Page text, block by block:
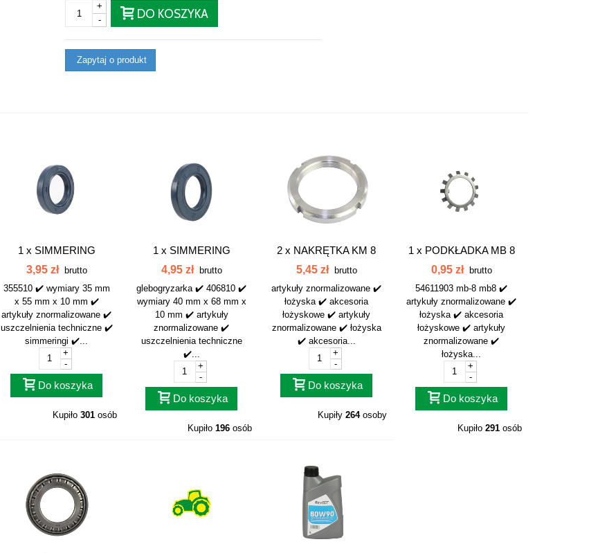
-
+
DO KOSZYKA
Zapytaj o produkt
1 x SIMMERING
35x55x10 355510
3,95 zł brutto
355510 ✔️ wymiary 35 mm
x 55 mm x 10 mm ✔️
artykuły znormalizowane ✔️
uszczelnienia techniczne ✔️
simmeringi ✔️...
-
+
Do koszyka
Kupiło 301 osób
1 x SIMMERING
40x68x10 406810
4,95 zł brutto
glebogryzarka ✔️ 406810 ✔️
wymiary 40 mm x 68 mm x
10 mm ✔️ artykuły
znormalizowane ✔️
uszczelnienia techniczne
✔️...
-
+
Do koszyka
Kupiło 196 osób
2 x NAKRĘTKA KM 8
KM8
5,45 zł brutto
artykuły znormalizowane ✔️
łożyska ✔️ akcesoria
łożyskowe ✔️ artykuły
znormalizowane ✔️ łożyska
✔️ akcesoria...
-
+
Do koszyka
Kupiły 264osoby
1 x PODKŁADKA MB 8
MB8 54611903 MB-8
0,95 zł brutto
54611903 mb-8 mb8 ✔️
artykuły znormalizowane ✔️
łożyska ✔️ akcesoria
łożyskowe ✔️ artykuły
znormalizowane ✔️
łożyska...
-
+
Do koszyka
Kupiło 291 osób